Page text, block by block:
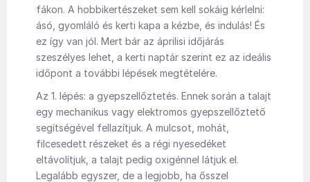
fákon. A hobbikertészeket sem kell sokáig kérlelni:
ásó, gyomláló és kerti kapa a kézbe, és indulás! És
ez így van jól. Mert bár az áprilisi időjárás
szeszélyes lehet, a kerti naptár szerint ez az ideális
időpont a további lépések megtételére.
Az 1. lépés: a gyepszellőztetés. Ennek során a talajt
egy mechanikus vagy elektromos gyepszellőztető
segítségével fellazítjuk. A mulcsot, mohát,
filcesedett részeket és a régi nyesedéket
eltávolítjuk, a talajt pedig oxigénnel látjuk el.
Legalább egyszer, de a legjobb, ha ősszel